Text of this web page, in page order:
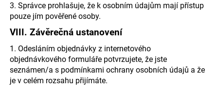
3. Správce prohlašuje, že k osobním údajům mají přístup
pouze jím pověřené osoby.
VIII. Závěrečná ustanovení
1. Odesláním objednávky z internetového
objednávkového formuláře potvrzujete, že jste
seznámen/a s podmínkami ochrany osobních údajů a že
je v celém rozsahu přijímáte.